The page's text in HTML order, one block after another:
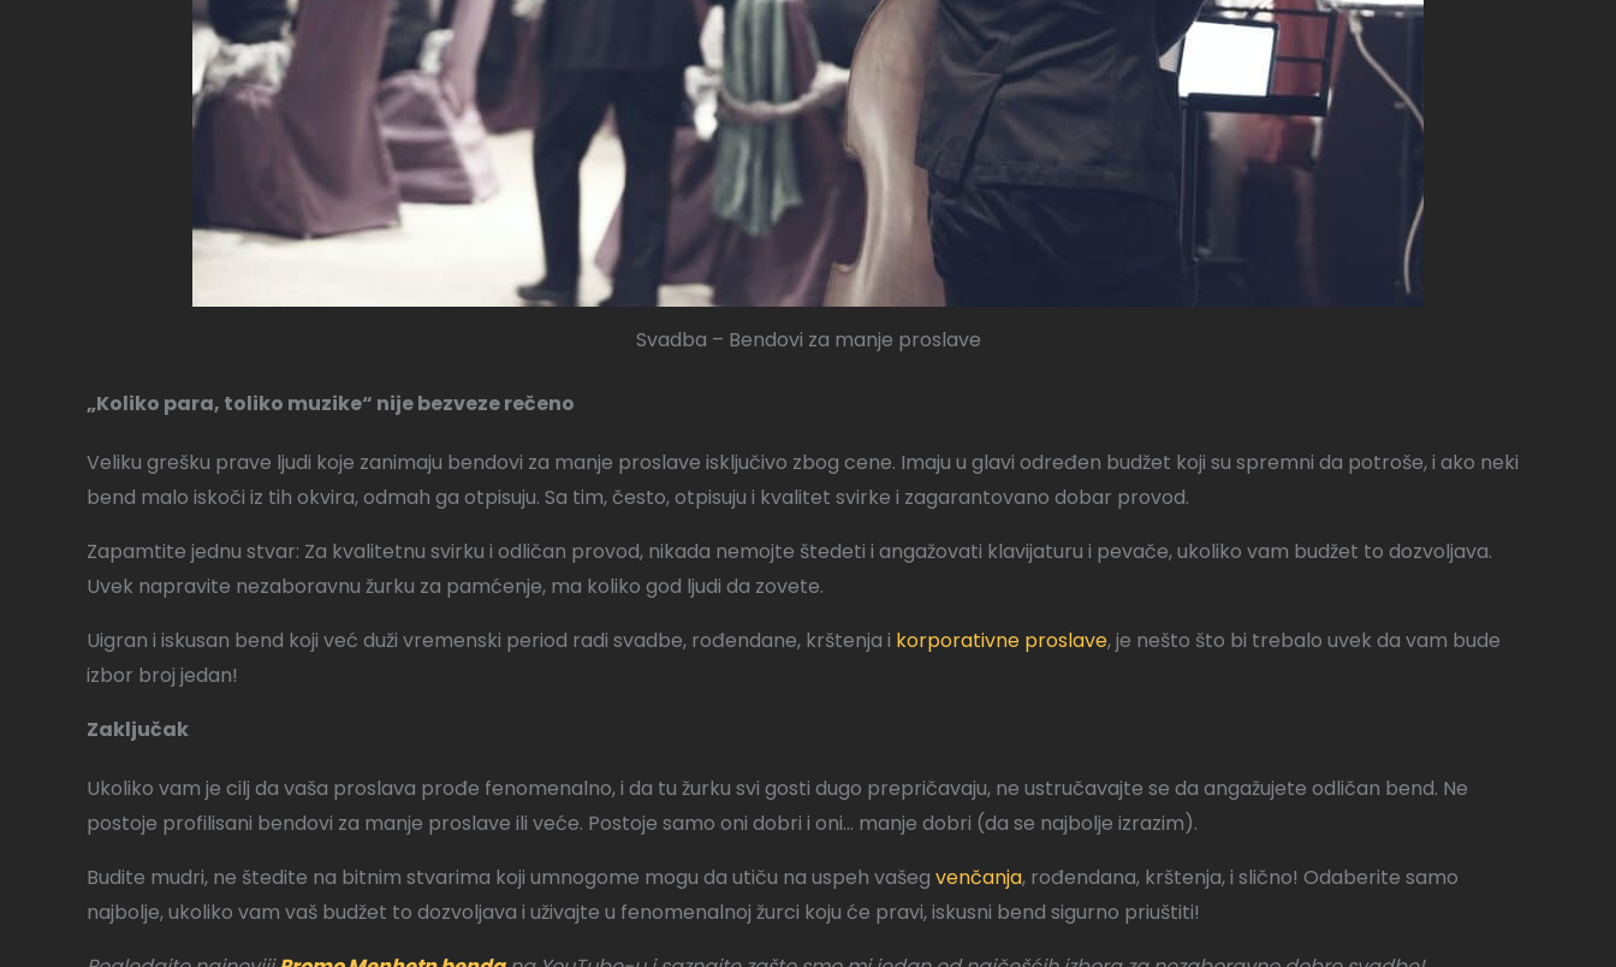
Svadba – Bendovi za manje proslave
„Koliko para, toliko muzike“ nije bezveze rečeno
Veliku grešku prave ljudi koje zanimaju bendovi za manje proslave isključivo zbog cene. Imaju u glavi određen budžet koji su spremni da potroše, i ako neki
bend malo iskoči iz tih okvira, odmah ga otpisuju. Sa tim, često, otpisuju i kvalitet svirke i zagarantovano dobar provod.
Zapamtite jednu stvar: Za kvalitetnu svirku i odličan provod, nikada nemojte štedeti i angažovati klavijaturu i pevače, ukoliko vam budžet to dozvoljava.
Uvek napravite nezaboravnu žurku za pamćenje, ma koliko god ljudi da zovete.
Uigran i iskusan bend koji već duži vremenski period radi svadbe, rođendane, krštenja i korporativne proslave, je nešto što bi trebalo uvek da vam bude
izbor broj jedan!
Zaključak
Ukoliko vam je cilj da vaša proslava prođe fenomenalno, i da tu žurku svi gosti dugo prepričavaju, ne ustručavajte se da angažujete odličan bend. Ne
postoje profilisani bendovi za manje proslave ili veće. Postoje samo oni dobri i oni… manje dobri (da se najbolje izrazim).
Budite mudri, ne štedite na bitnim stvarima koji umnogome mogu da utiču na uspeh vašeg venčanja, rođendana, krštenja, i slično! Odaberite samo
najbolje, ukoliko vam vaš budžet to dozvoljava i uživajte u fenomenalnoj žurci koju će pravi, iskusni bend sigurno priuštiti!